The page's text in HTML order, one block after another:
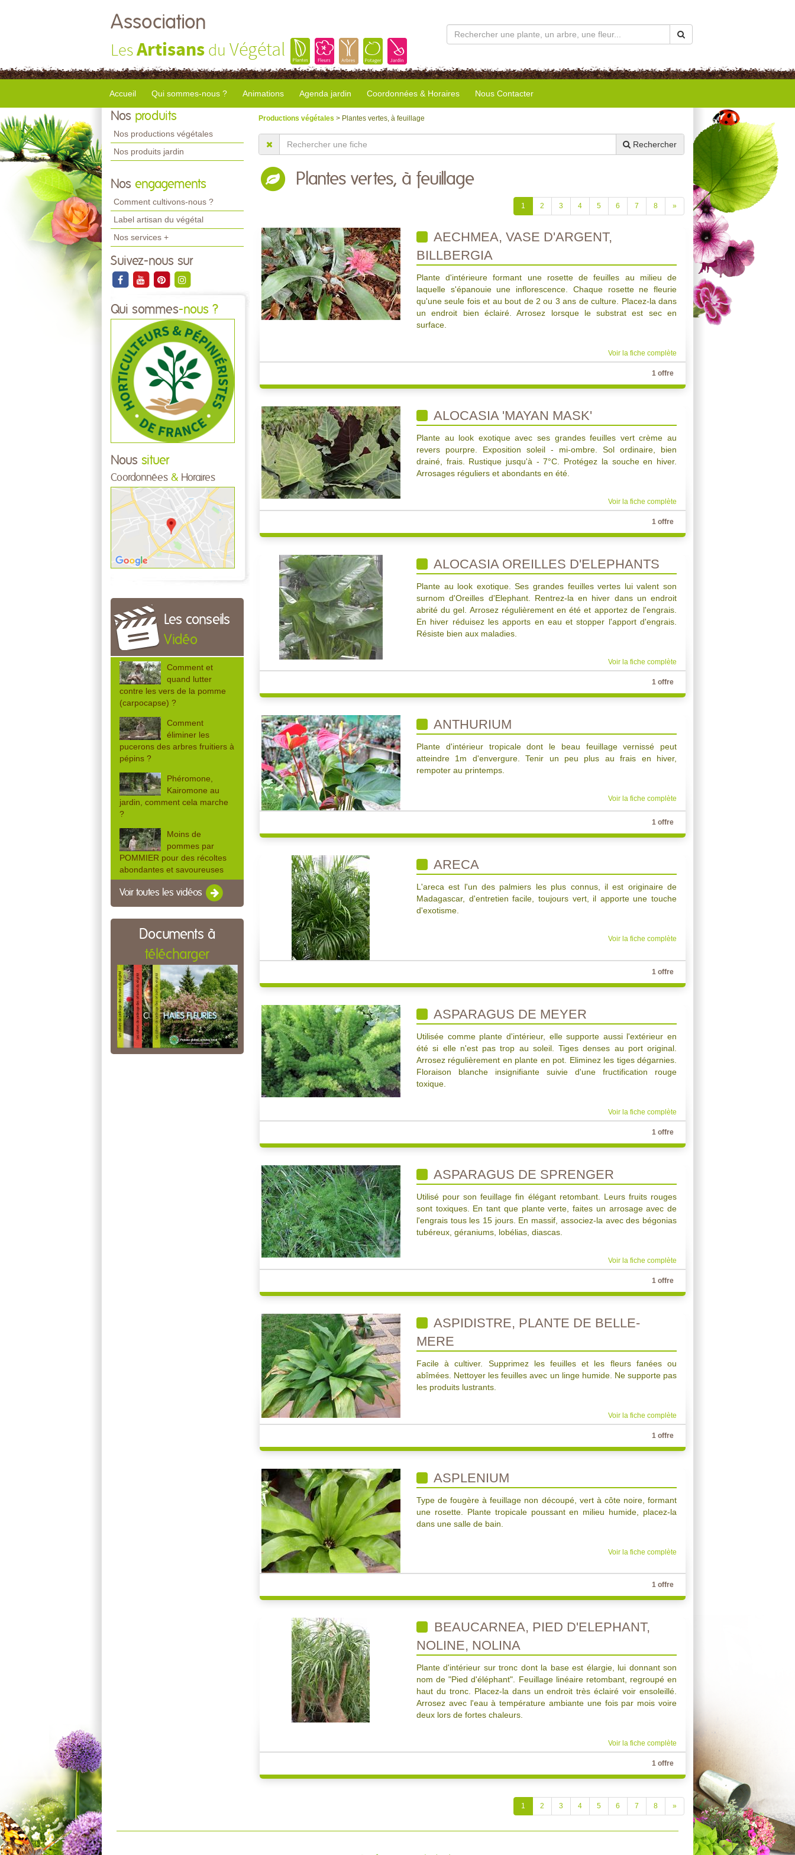
Association
LesArtisans du Végétal
Accueil Qui sommes-nous ? Animations Agenda jardin Coordonnées & Horaires Nous Contacter
Nos produits
Nos productions végétales
Nos produits jardin
Nos engagements
Comment cultivons-nous ?
Label artisan du végétal
Nos services +
Suivez-nous sur
Qui sommes-nous ?
Nous situer
Coordonnées & Horaires
Les conseils
Vidéo
Comment et
quand lutter
contre les vers de la pomme
(carpocapse) ?
Comment
éliminer les
pucerons des arbres fruitiers à
pépins ?
Phéromone,
Kairomone au
jardin, comment cela marche
?
Moins de
pommes par
POMMIER pour des récoltes
abondantes et savoureuses
Voir toutes les vidéos
Documents à
télécharger
Productions végétales > Plantes vertes, à feuillage
Rechercher
Plantes vertes, à feuillage
1 2 3 4 5 6 7 8 »
AECHMEA, VASE D'ARGENT,
BILLBERGIA
Plante d'intérieure formant une rosette de feuilles au milieu de
laquelle s'épanouie une inflorescence. Chaque rosette ne fleurie
qu'une seule fois et au bout de 2 ou 3 ans de culture. Placez-la dans
un endroit bien éclairé. Arrosez lorsque le substrat est sec en
surface.
Voir la fiche complète
1 offre
ALOCASIA 'MAYAN MASK'
Plante au look exotique avec ses grandes feuilles vert crème au
revers pourpre. Exposition soleil - mi-ombre. Sol ordinaire, bien
drainé, frais. Rustique jusqu'à - 7°C. Protégez la souche en hiver.
Arrosages réguliers et abondants en été.
Voir la fiche complète
1 offre
ALOCASIA OREILLES D'ELEPHANTS
Plante au look exotique. Ses grandes feuilles vertes lui valent son
surnom d'Oreilles d'Elephant. Rentrez-la en hiver dans un endroit
abrité du gel. Arrosez régulièrement en été et apportez de l'engrais.
En hiver réduisez les apports en eau et stopper l'apport d'engrais.
Résiste bien aux maladies.
Voir la fiche complète
1 offre
ANTHURIUM
Plante d'intérieur tropicale dont le beau feuillage vernissé peut
atteindre 1m d'envergure. Tenir un peu plus au frais en hiver,
rempoter au printemps.
Voir la fiche complète
1 offre
ARECA
L'areca est l'un des palmiers les plus connus, il est originaire de
Madagascar, d'entretien facile, toujours vert, il apporte une touche
d'exotisme.
Voir la fiche complète
1 offre
ASPARAGUS DE MEYER
Utilisée comme plante d'intérieur, elle supporte aussi l'extérieur en
été si elle n'est pas trop au soleil. Tiges denses au port original.
Arrosez régulièrement en plante en pot. Eliminez les tiges dégarnies.
Floraison blanche insignifiante suivie d'une fructification rouge
toxique.
Voir la fiche complète
1 offre
ASPARAGUS DE SPRENGER
Utilisé pour son feuillage fin élégant retombant. Leurs fruits rouges
sont toxiques. En tant que plante verte, faites un arrosage avec de
l'engrais tous les 15 jours. En massif, associez-la avec des bégonias
tubéreux, géraniums, lobélias, diascas.
Voir la fiche complète
1 offre
ASPIDISTRE, PLANTE DE BELLE-
MERE
Facile à cultiver. Supprimez les feuilles et les fleurs fanées ou
abîmées. Nettoyer les feuilles avec un linge humide. Ne supporte pas
les produits lustrants.
Voir la fiche complète
1 offre
ASPLENIUM
Type de fougère à feuillage non découpé, vert à côte noire, formant
une rosette. Plante tropicale poussant en milieu humide, placez-la
dans une salle de bain.
Voir la fiche complète
1 offre
BEAUCARNEA, PIED D'ELEPHANT,
NOLINE, NOLINA
Plante d'intérieur sur tronc dont la base est élargie, lui donnant son
nom de "Pied d'éléphant". Feuillage linéaire retombant, regroupé en
haut du tronc. Placez-la dans un endroit très éclairé voir ensoleillé.
Arrosez avec l'eau à température ambiante une fois par mois voire
deux lors de fortes chaleurs.
Voir la fiche complète
1 offre
1 2 3 4 5 6 7 8 »